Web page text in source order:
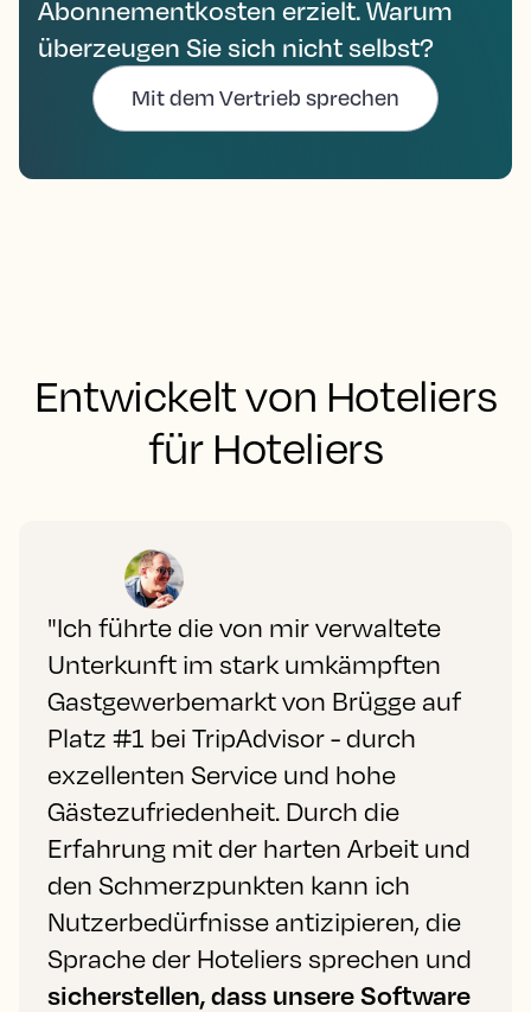
Abonnementkosten erzielt. Warum
überzeugen Sie sich nicht selbst?
Mit dem Vertrieb sprechen
Entwickelt von Hoteliers
für Hoteliers
"Ich führte die von mir verwaltete
Unterkunft im stark umkämpften
Gastgewerbemarkt von Brügge auf
Platz #1 bei TripAdvisor - durch
exzellenten Service und hohe
Gästezufriedenheit. Durch die
Erfahrung mit der harten Arbeit und
den Schmerzpunkten kann ich
Nutzerbedürfnisse antizipieren, die
Sprache der Hoteliers sprechen und
sicherstellen, dass unsere Software